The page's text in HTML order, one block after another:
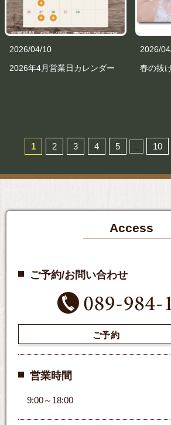
2026/04/10
2026年4月営業日カレンダー
2026/
春の抜
1 2 3 4 5 10
Access
ご予約/お問い合わせ
ご予約
営業時間
9:00～18:00